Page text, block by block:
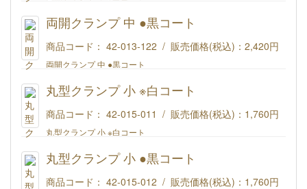
両開クランプ 中 ●黒コート
商品コード： 42-013-122 / 販売価格(税込)： 2,420円
両開クランプ 中 ●黒コート
丸型クランプ 小 ※白コート
商品コード： 42-015-011 / 販売価格(税込)： 1,760円
丸型クランプ 小 ※白コート
丸型クランプ 小 ●黒コート
商品コード： 42-015-012 / 販売価格(税込)： 1,760円